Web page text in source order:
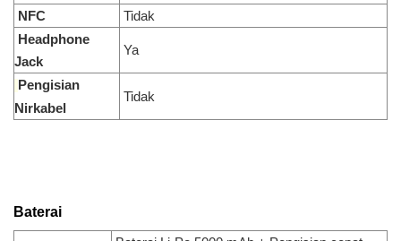
NFC
Tidak
Headphone
Jack
Ya
Pengisian
Nirkabel
Tidak
Baterai